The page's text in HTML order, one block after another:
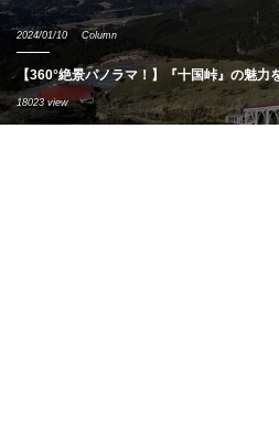
2024/01/10 Column
【360°絶景パノラマ！】『十国峠』の魅力
18023 view